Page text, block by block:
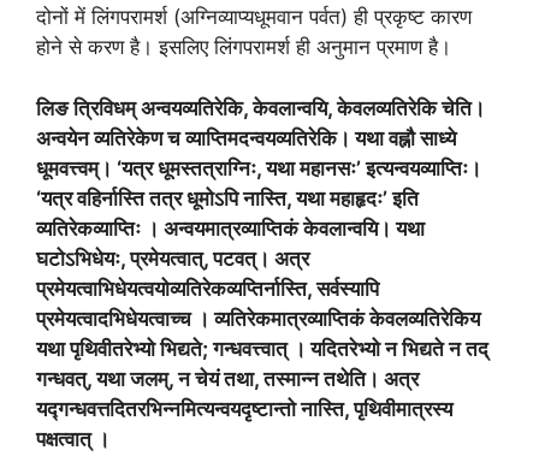
दोनों में लिंगपरामर्श (अग्निव्याप्यधूमवान पर्वत) ही प्रकृष्ट कारण
होने से करण है। इसलिए लिंगपरामर्श ही अनुमान प्रमाण है।
लिङ त्रिविधम् अन्वयव्यतिरेकि, केवलान्वयि, केवलव्यतिरेकि चेति।
अन्वयेन व्यतिरेकेण च व्याप्तिमदन्वयव्यतिरेकि। यथा वह्नौ साध्ये
धूमवत्त्वम्। ‘यत्र धूमस्तत्राग्निः, यथा महानसः’ इत्यन्वयव्याप्तिः।
‘यत्र वहिर्नास्ति तत्र धूमोऽपि नास्ति, यथा महाहृदः’ इति
व्यतिरेकव्याप्तिः । अन्वयमात्रव्याप्तिकं केवलान्वयि। यथा
घटोऽभिधेयः, प्रमेयत्वात्, पटवत्। अत्र
प्रमेयत्वाभिधेयत्वयोव्यतिरेकव्यप्तिर्नास्ति, सर्वस्यापि
प्रमेयत्वादभिधेयत्वाच्च । व्यतिरेकमात्रव्याप्तिकं केवलव्यतिरेकिय
यथा पृथिवीतरेभ्यो भिद्यते; गन्धवत्त्वात् । यदितरेभ्यो न भिद्यते न तद्
गन्धवत्, यथा जलम्, न चेयं तथा, तस्मान्न तथेति। अत्र
यद्गन्धवत्तदितरभिन्नमित्यन्वयदृष्टान्तो नास्ति, पृथिवीमात्रस्य
पक्षत्वात् ।